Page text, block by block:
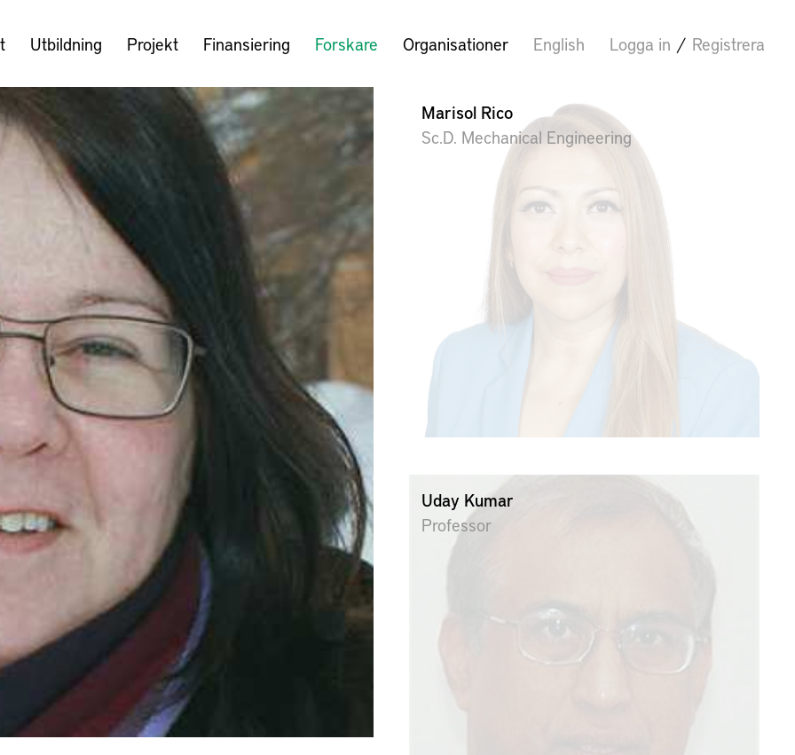
Utbildning Projekt Finansiering Forskare Organisationer English Logga in / Registrera
Marisol Rico
Sc.D. Mechanical Engineering
Uday Kumar
Professor